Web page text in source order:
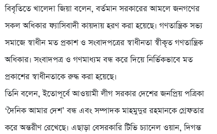
বিবৃতিতে খালেদা জিয়া বলেন, বর্তমান সরকারের আমলে জনগণের
সকল অধিকার ফ্যাসিবাদী কায়দায় হরণ করা হয়েছে। গণতান্ত্রিক সভ্য
সমাজে স্বাধীন মত প্রকাশ ও সংবাদপত্রের স্বাধীনতা স্বীকৃত গণতান্ত্রিক
অধিকার। সংবাদপত্র ও গণমাধ্যম বন্ধ করে দিয়ে নির্ভিকভাবে মত
প্রকাশের স্বাধীনতাকে রুদ্ধ করা হয়েছে।
তিনি বলেন, ইতোপূর্বে আওয়ামী লীগ সরকার দেশের জনপ্রিয় পত্রিকা
‘দৈনিক আমার দেশ’ বন্ধ এবং সম্পাদক মাহমুদুর রহমানকে গ্রেফতার
করে অন্তরীণ রেখেছে। এছাড়া বেসরকারি টিভি চ্যানেল ওয়ান, দিগন্ত